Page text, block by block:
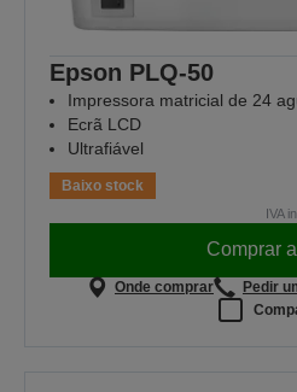
Epson PLQ-50
Impressora matricial de 24
Ecrã LCD
Ultrafiável
Baixo stock
IVA
Comprar
Onde comprar
Pedir